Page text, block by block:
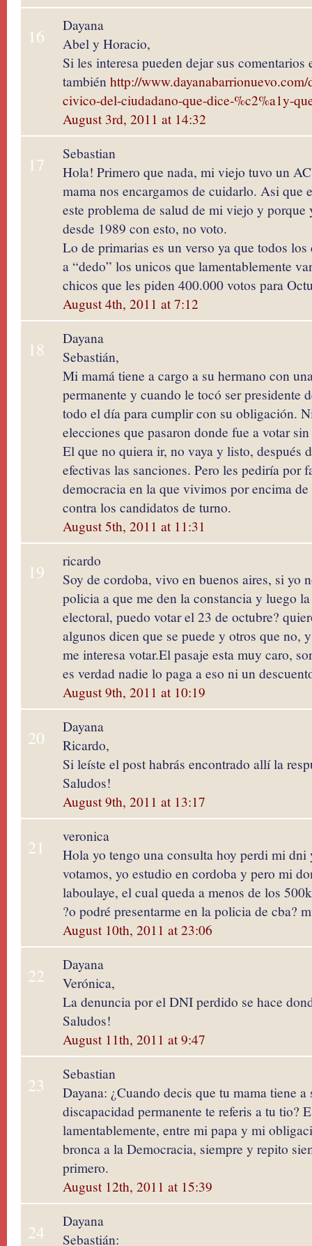
16
Dayana
Abel y Horacio,
Si les interesa pueden dejar sus comentarios
también http://
civico-del-ciudadano-que-dice-%c2%a1y-
August 3rd, 2011 at 14:32
17
Sebastian
Hola! Primero que nada, mi viejo tuvo un
mama nos encargamos de cuidarlo. Asi que
este problema de salud de mi viejo y porque
desde 1989 con esto, no voto.
Lo de primarias es un verso ya que todos
a “dedo” los unicos que lamentablemente
chicos que les piden 400.000 votos para
August 4th, 2011 at 7:12
18
Dayana
Sebastián,
Mi mamá tiene a cargo a su hermano con
permanente y cuando le tocó ser presidente
todo el día para cumplir con su obligación.
elecciones que pasaron donde fue a votar
El que no quiera ir, no vaya y listo, después
efectivas las sanciones. Pero les pediría por
democracia en la que vivimos por encima
contra los candidatos de turno.
August 5th, 2011 at 11:31
19
ricardo
Soy de cordoba, vivo en buenos aires, si yo
policia a que me den la constancia y luego
electoral, puedo votar el 23 de octubre?
algunos dicen que se puede y otros que no,
me interesa votar.El pasaje esta muy caro,
es verdad nadie lo paga a eso ni un
August 9th, 2011 at 10:19
20
Dayana
Ricardo,
Si leíste el post habrás encontrado allí la
Saludos!
August 9th, 2011 at 13:17
21
veronica
Hola yo tengo una consulta hoy perdi mi dni
votamos, yo estudio en cordoba y pero mi
laboulaye, el cual queda a menos de los
?o podré presentarme en la policia de cba?
August 10th, 2011 at 23:06
22
Dayana
Verónica,
La denuncia por el DNI perdido se hace
Saludos!
August 11th, 2011 at 9:47
23
Sebastian
Dayana: ¿Cuando decis que tu mama tiene
discapacidad permanente te referis a tu tio?
lamentablemente, entre mi papa y mi
bronca a la Democracia, siempre y repito
primero.
August 12th, 2011 at 15:39
24
Dayana
Sebastián: